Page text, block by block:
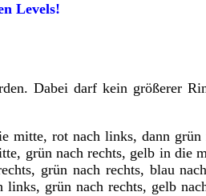
Levels!
Dabei darf kein größerer
mitte, rot nach links, dann grün
grün nach rechts, gelb in die
grün nach rechts, blau
grün nach rechts, gelb